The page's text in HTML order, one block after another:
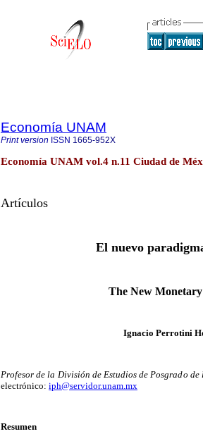
Economía UNAM
Print version ISSN 1665-952X
Economía UNAM vol.4 n.11 Ciudad de
Artículos
El nuevo
The New
Ignacio Perrotini
Profesor de la División de Estudios de Posgrado
electrónico: iph@servidor.unam.mx
Resumen